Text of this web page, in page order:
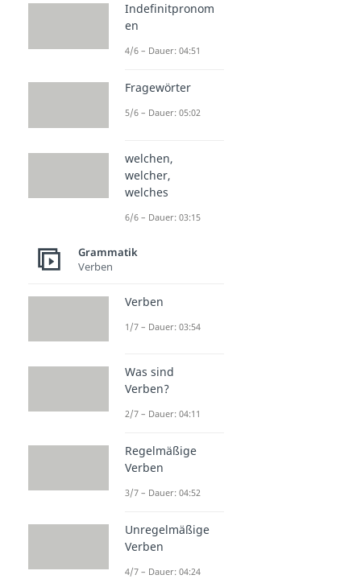
Indefinitpronom
en
4/6 – Dauer: 04:51
Fragewörter
5/6 – Dauer: 05:02
welchen,
welcher,
welches
6/6 – Dauer: 03:15
Grammatik
Verben
Verben
1/7 – Dauer: 03:54
Was sind
Verben?
2/7 – Dauer: 04:11
Regelmäßige
Verben
3/7 – Dauer: 04:52
Unregelmäßige
Verben
4/7 – Dauer: 04:24